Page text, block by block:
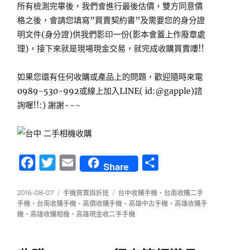
所有檢測完畢後，我們會進行最後估價，雙方同意價
格之後，會請您填寫”買賣契約書”及需要您的身分證
明文件(身分證)供我們影印一份(影本會蓋上作廢章處
理)，接下來就是現場現金交易，就完成收購買賣嘍!!
如果您還有任何收購或產品上的問題，歡迎隨時來電
0989-530-992或線上加入LINE( id:@gapple)諮
詢喔!!:) 謝謝~~~
F
c
e
o
T
it
te
E
m
ai
l
Share
發
佈
日
2016-08-07
分
類
手機買賣與折抵
標
籤
台中收購手機 、 台南收購二手
手機 、 台南收購手機 、高價收購手機 、高雄中古手機 、高雄收購手
機 、高雄收購相機 、高雄現金收二手手機